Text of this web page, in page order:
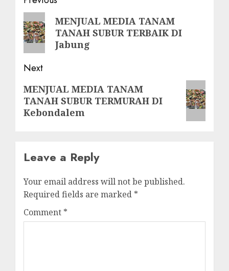
navigation
Previous
post:
MENJUAL MEDIA TANAM
TANAH SUBUR TERBAIK DI
Jabung
Next
Next
post:
MENJUAL MEDIA TANAM
TANAH SUBUR TERMURAH DI
Kebondalem
Leave a Reply
Your email address will not be published.
Required fields are marked *
Comment *